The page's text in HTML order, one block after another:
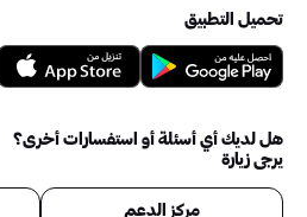
تحميل التطبيق
هل لديك أي أسئلة أو استفسارات أخرى؟
يرجى زيارة
مركز الدعم